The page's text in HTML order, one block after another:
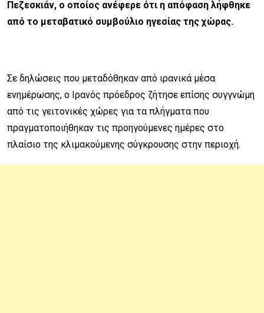
Πεζεσκιάν, ο οποίος ανέφερε ότι η απόφαση λήφθηκε
από το μεταβατικό συμβούλιο ηγεσίας της χώρας.
Σε δηλώσεις που μεταδόθηκαν από ιρανικά μέσα
ενημέρωσης, ο Ιρανός πρόεδρος ζήτησε επίσης συγγνώμη
από τις γειτονικές χώρες για τα πλήγματα που
πραγματοποιήθηκαν τις προηγούμενες ημέρες στο
πλαίσιο της κλιμακούμενης σύγκρουσης στην περιοχή.